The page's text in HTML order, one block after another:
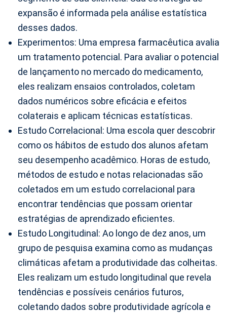
expansão é informada pela análise estatística
desses dados.
Experimentos: Uma empresa farmacêutica avalia
um tratamento potencial. Para avaliar o potencial
de lançamento no mercado do medicamento,
eles realizam ensaios controlados, coletam
dados numéricos sobre eficácia e efeitos
colaterais e aplicam técnicas estatísticas.
Estudo Correlacional: Uma escola quer descobrir
como os hábitos de estudo dos alunos afetam
seu desempenho acadêmico. Horas de estudo,
métodos de estudo e notas relacionadas são
coletados em um estudo correlacional para
encontrar tendências que possam orientar
estratégias de aprendizado eficientes.
Estudo Longitudinal: Ao longo de dez anos, um
grupo de pesquisa examina como as mudanças
climáticas afetam a produtividade das colheitas.
Eles realizam um estudo longitudinal que revela
tendências e possíveis cenários futuros,
coletando dados sobre produtividade agrícola e